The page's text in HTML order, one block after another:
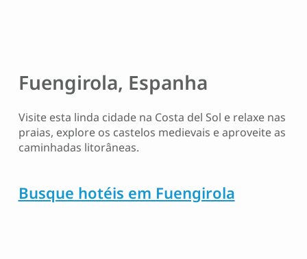
Fuengirola, Espanha
Visite esta linda cidade na Costa del Sol e relaxe nas
praias, explore os castelos medievais e aproveite as
caminhadas litorâneas.
Busque hotéis em Fuengirola